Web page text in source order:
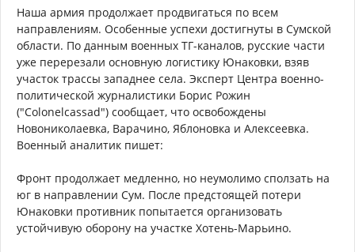
Наша армия продолжает продвигаться по всем
направлениям. Особенные успехи достигнуты в Сумской
области. По данным военных ТГ-каналов, русские части
уже перерезали основную логистику Юнаковки, взяв
участок трассы западнее села. Эксперт Центра военно-
политической журналистики Борис Рожин
("Colonelcassad") сообщает, что освобождены
Новониколаевка, Варачино, Яблоновка и Алексеевка.
Военный аналитик пишет:
Фронт продолжает медленно, но неумолимо сползать на
юг в направлении Сум. После предстоящей потери
Юнаковки противник попытается организовать
устойчивую оборону на участке Хотень-Марьино.